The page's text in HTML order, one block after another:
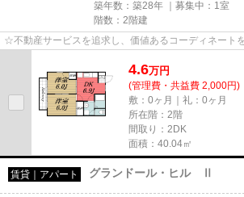
築年数：築28年 ｜募集中： 1室
階数：2階建
☆不動産サービスを追求し、価値あるコーディネート
4.6万円
(管理費・共益費 2,000円)
敷：0ヶ月｜礼：0ヶ月
所在階：2階
間取り：2DK
面積：40.04㎡
賃貸｜アパート グランドール・ヒル Ⅱ